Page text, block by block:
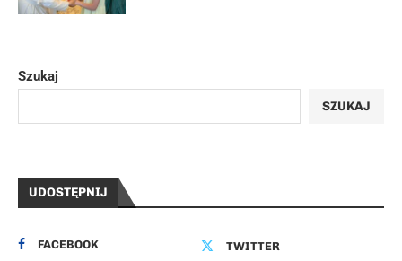
Szukaj
SZUKAJ
UDOSTĘPNIJ
FACEBOOK TWITTER